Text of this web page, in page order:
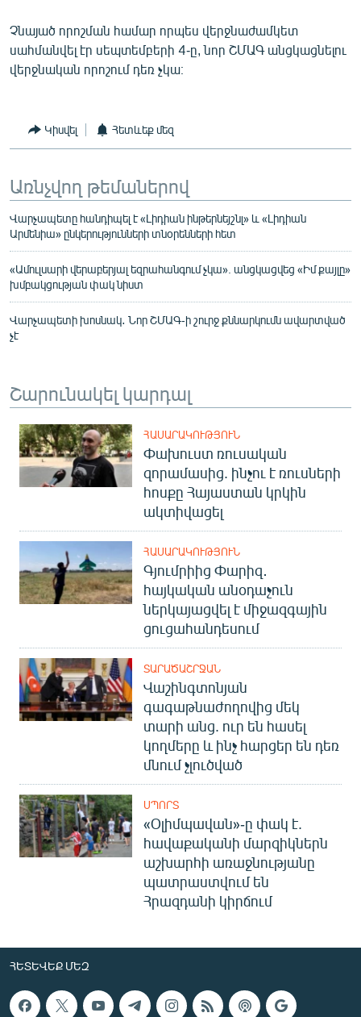
Չնայած որոշման համար որպես վերջնաժամկետ
սահմանվել էր սեպտեմբերի 4-ը, նոր ՇՄԱԳ անցկացնելու
վերջնական որոշում դեռ չկա։
Կիսվել Հետևեք մեզ
Առնչվող թեմաներով
Վարչապետը հանդիպել է «Լիդիան ինթերնեյշնլ» և «Լիդիան
Արմենիա» ընկերությունների տնօրենների հետ
«Ամուլսարի վերաբերյալ եզրահանգում չկա». անցկացվեց «Իմ քայլը»
խմբակցության փակ նիստ
Վարչապետի խոսնակ․ Նոր ՇՄԱԳ-ի շուրջ քննարկումն ավարտված
չէ
Շարունակել կարդալ
ՀԱՍԱՐԱԿՈՒԹՅՈՒՆ
Փախուստ ռուսական
զորամասից. ինչու է ռուսների
հոսքը Հայաստան կրկին
ակտիվացել
ՀԱՍԱՐԱԿՈՒԹՅՈՒՆ
Գյումրիից Փարիզ․
հայկական անօդաչուն
ներկայացվել է միջազգային
ցուցահանդեսում
ՏԱՐԱԾԱՇՐՋԱՆ
Վաշինգտոնյան
գագաթնաժողովից մեկ
տարի անց. ուր են հասել
կողմերը և ինչ հարցեր են դեռ
մնում չլուծված
ՍՊՈՐՏ
«Օլիմպավան»-ը փակ է.
հավաքականի մարզիկներն
աշխարհի առաջնությանը
պատրաստվում են
Հրազդանի կիրճում
ՀԵՏԵՎԵՔ ՄԵԶ